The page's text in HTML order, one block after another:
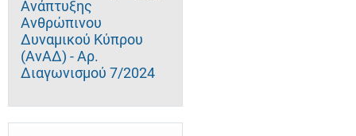
Ανάπτυξης
Ανθρώπινου
Δυναμικού Κύπρου
(ΑνΑΔ) - Αρ.
Διαγωνισμού 7/2024